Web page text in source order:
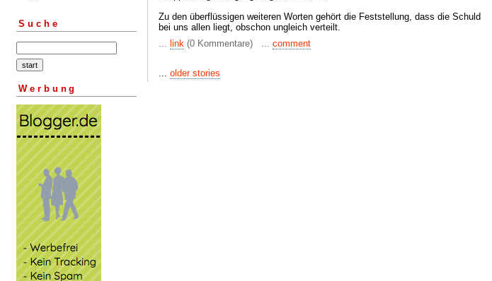
Suche
Werbung
Zu den überflüssigen weiteren Worten gehört die Feststellung, dass die Schuld
bei uns allen liegt, obschon ungleich verteilt.
... link (0 Kommentare) ... comment
... older stories